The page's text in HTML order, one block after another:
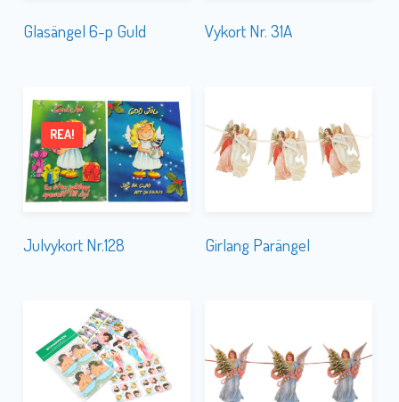
Glasängel 6-p Guld Vykort Nr. 31A
Julvykort Nr.128
REA!
Girlang Parängel